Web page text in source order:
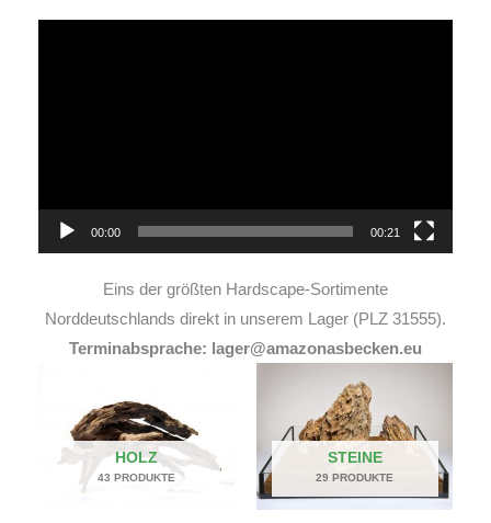
00:00 00:21
Eins der größten Hardscape-Sortimente
Norddeutschlands direkt in unserem Lager (PLZ 31555).
Terminabsprache: lager@amazonasbecken.eu
HOLZ
43 PRODUKTE
STEINE
29 PRODUKTE